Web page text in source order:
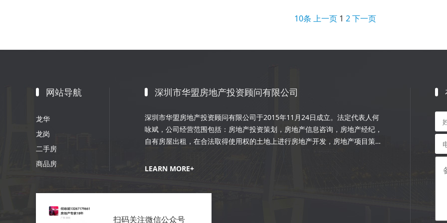
10条 上一页 1 2下一页
网站导航
龙华
龙岗
二手房
商品房
深圳市华盟房地产投资顾问有限公司
深圳市华盟房地产投资顾问有限公司于2015年11月24日成立。法定代表人何
咏斌，公司经营范围包括：房地产投资策划，房地产信息咨询，房地产经纪，
自有房屋出租，在合法取得使用权的土地上进行房地产开发，房地产项目策
销策划等。
LEARN MORE+
扫码关注微信公众号